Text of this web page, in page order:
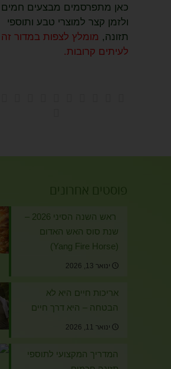
כאן מתפרסמים מבצעים חמים
ולזמן קצר למוצרי טבע ותוספי
תזונה, מומלץ לצפות במדור זה
לעיתים קרובות.
פוסטים אחרונים
ראש השנה הסיני 2026 –
שנת סוס האש האדום
(Yang Fire Horse)
ינואר 13, 2026
אריכות חיים היא לא
הבטחה – היא דרך חיים
ינואר 11, 2026
המדריך המקצועי לתוספי